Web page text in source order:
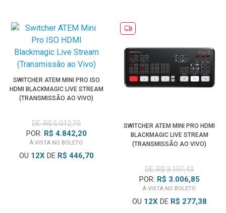
SWITCHER ATEM MINI PRO ISO
HDMI BLACKMAGIC LIVE STREAM
(TRANSMISSÃO AO VIVO)
DE: R$ 5.012,70
POR: R$ 4.842,20
À VISTA NO BOLETO
OU 12XDE R$ 446,70
SWITCHER ATEM MINI PRO HDMI
BLACKMAGIC LIVE STREAM
(TRANSMISSÃO AO VIVO)
DE: R$ 3.197,43
POR: R$ 3.006,85
À VISTA NO BOLETO
OU 12XDE R$ 277,38